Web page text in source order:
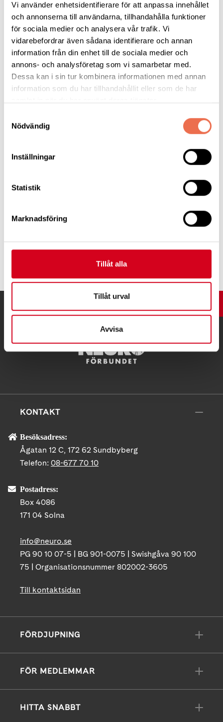
Vi använder enhetsidentifierare för att anpassa innehållet
och annonserna till användarna, tillhandahålla funktioner
för sociala medier och analysera vår trafik. Vi
vidarebefordrar även sådana identifierare och annan
information från din enhet till de sociala medier och
annons- och analysföretag som vi samarbetar med.
Dessa kan i sin tur kombinera informationen med annan
information som du har tillhandahållit eller som de har
Nödvändig
Inställningar
Statistik
Marknadsföring
Tillåt alla
Tillåt urval
Avvisa
Läs ledaren
Hjärna &amp; Nervsystem, bilaga till SvD
Hälsoportalen
KONTAKT
Besöksadress:
Ågatan 12 C, 172 62 Sundbyberg
Telefon: 08-677 70 10
Postadress:
Box 4086
171 04 Solna
info@neuro.se
PG 90 10 07-5 | BG 901-0075 | Swishgåva 90 100
75 | Organisationsnummer 802002-3605
Till kontaktsidan
FÖRDJUPNING
FÖR MEDLEMMAR
HITTA SNABBT